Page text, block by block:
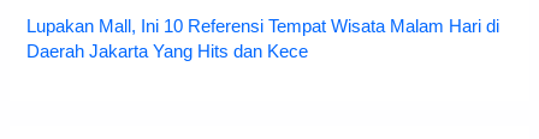
Lupakan Mall, Ini 10 Referensi Tempat Wisata Malam Hari di
Daerah Jakarta Yang Hits dan Kece